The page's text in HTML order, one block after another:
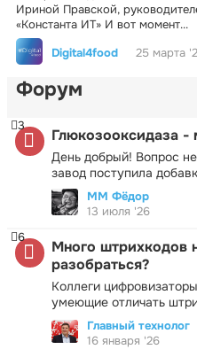
Ириной Правской,
«Константа ИТ» И вот момент...
Digital4food
25 марта
Форум
Глюкозооксидаза -
День добрый! Вопрос
завод поступила
3
ММ Фёдор
13 июля '26
Много штрихкодов
разобраться?
Коллеги
умеющие отличать
6
Главный технолог
16 января '26